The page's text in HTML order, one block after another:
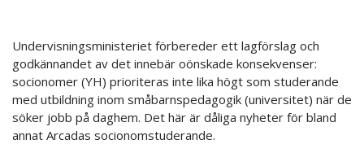
Undervisningsministeriet förbereder ett lagförslag och
godkännandet av det innebär oönskade konsekvenser:
socionomer (YH) prioriteras inte lika högt som studerande
med utbildning inom småbarnspedagogik (universitet) när de
söker jobb på daghem. Det här är dåliga nyheter för bland
annat Arcadas socionomstuderande.